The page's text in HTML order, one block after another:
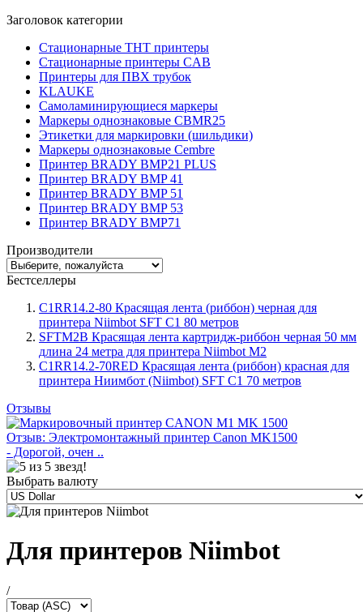
Заголовок категории
Стационарные THT принтеры
Стационарные принтеры CAB
Принтеры для ПВХ трубок
KLAUKE
Самоламинирующиеся маркеры
Маркеры однознаковые CBMR25
Этикетки для маркировки (шильдики)
Маркеры однознаковые Cembre
Принтер BRADY BMP21 PLUS
Принтер BRADY BMP 41
Принтер BRADY BMP 51
Принтер BRADY BMP 53
Принтер BRADY BMP71
Производители
Бестселлеры
C1RR14.2-80 Красящая лента (риббон) черная для
принтера Niimbot SFT C1 80 метров
SFTM2B Красящая лента картридж-риббон черная 50 мм
длина 24 метра для принтера Niimbot M2
C1RR14.2-70RED Красящая лента (риббон) красная для
принтера Ниимбот (Niimbot) SFT C1 70 метров
Отзывы
Отзыв: Электромонтажный принтер Canon MK1500
- Дорогой, очен ..
Выбрать валюту
Для принтеров Niimbot
/